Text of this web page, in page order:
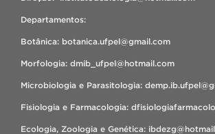
Departamentos:
Botânica: botanica.ufpel@gmail.com
Morfologia: dmib_ufpel@hotmail.com
Microbiologia e Parasitologia:
Fisiologia e Farmacologia:
Ecologia, Zoologia e Genética: